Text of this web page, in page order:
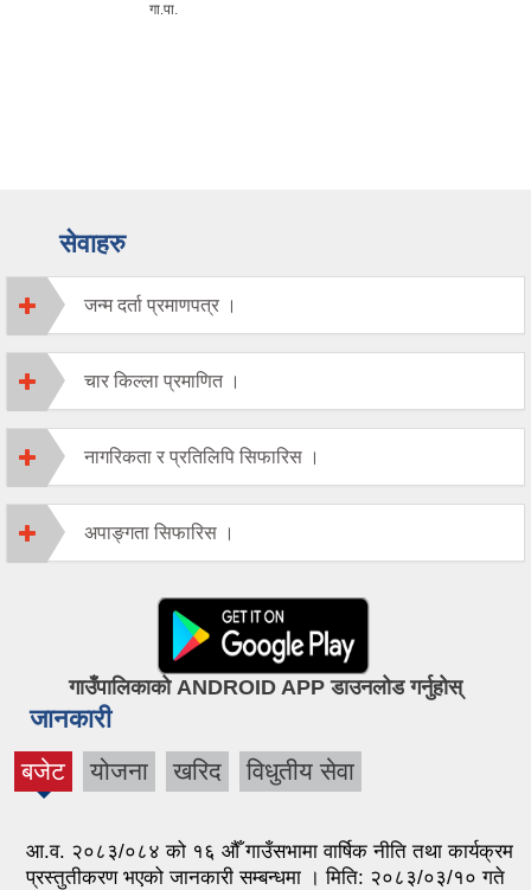
गा.पा.
सेवाहरु
जन्म दर्ता प्रमाणपत्र ।
चार किल्ला प्रमाणित ।
नागरिकता र प्रतिलिपि सिफारिस ।
अपाङ्गता सिफारिस ।
गाउँपालिकाको ANDROID APP डाउनलोड गर्नुहोस्
जानकारी
बजेट
(active
योजना खरिद विधुतीय सेवा
आ.व. २०८३/०८४ को १६ औँ गाउँसभामा वार्षिक नीति तथा कार्यक्रम
प्रस्तुतीकरण भएको जानकारी सम्बन्धमा । मिति: २०८३/०३/१० गते